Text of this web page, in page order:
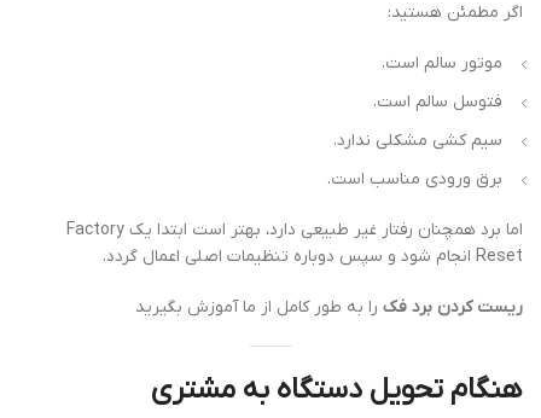
اگر مطمئن هستید:
موتور سالم است.
فتوسل سالم است.
سیم کشی مشکلی ندارد.
برق ورودی مناسب است.
اما برد همچنان رفتار غیر طبیعی دارد، بهتر است ابتدا یک Factory
Reset انجام شود و سپس دوباره تنظیمات اصلی اعمال گردد.
ریست کردن برد فک را به طور کامل از ما آموزش بگیرید
هنگام تحویل دستگاه به مشتری